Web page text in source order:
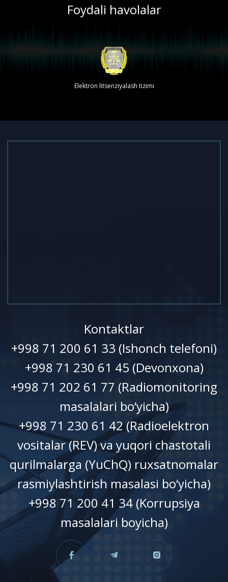
Foydali havolalar
Elektron litsenziyalash tizimi
Kontaktlar
+998 71 200 61 33 (Ishonch telefoni)
+998 71 230 61 45 (Devonxonа)
+998 71 202 61 77 (Radiomonitoring
masalalari bo‘yicha)
+998 71 230 61 42 (Radioelektron
vositalar (REV) va yuqori chastotali
qurilmalarga (YuChQ) ruxsatnomalar
rasmiylashtirish masalasi bo‘yicha)
+998 71 200 41 34 (Korrupsiya
masalalari boyicha)